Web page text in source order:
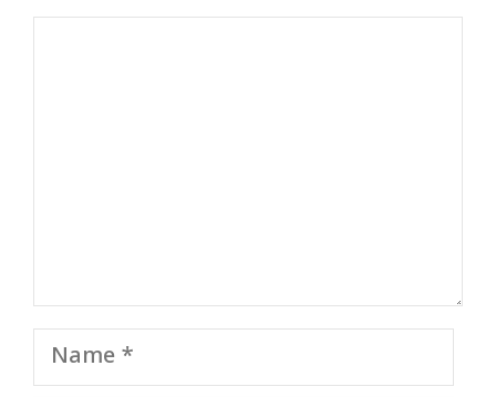
Name